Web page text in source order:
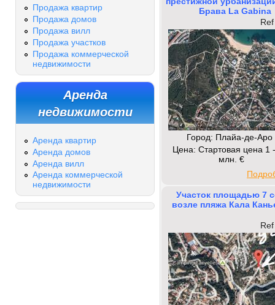
Продажа квартир
Продажа домов
Продажа вилл
Продажа участков
Продажа коммерческой
недвижимости
Аренда
недвижимости
Аренда квартир
Аренда домов
Аренда вилл
Аренда коммерческой
недвижимости
Брава La Gabina
Город: Плайа-де-Аро
Цена: Стартовая цена 1
млн. €
Участок площадью 7
возле пляжа Кала